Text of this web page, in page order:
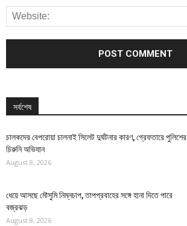
সর্বশেষ
চালকদের বেপরোয়া চালনাই সিলেট দুর্ঘটনার কারণ, গ্রেফতারে পুলিশের
চিরুনি অভিযান
August 8, 2026
ধেয়ে আসছে মৌসুমি নিম্নচাপ, তাপপ্রবাহের সঙ্গে হানা দিতে পারে
বজ্রঝড়
August 8, 2026